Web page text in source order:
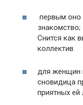
первым оно
знакомство;
Снится как
коллектив
для женщин
сновидица
приятных